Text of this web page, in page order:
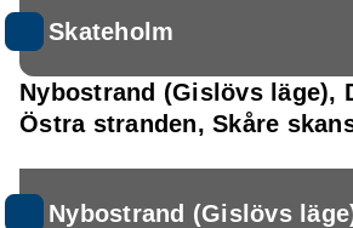
Skateholm
Nybostrand (Gislövs läge),
Östra stranden, Skåre
Nybostrand (Gislövs